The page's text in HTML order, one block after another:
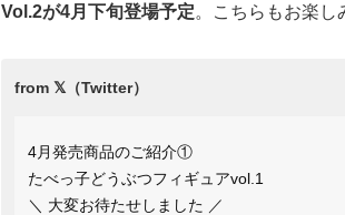
Vol.2が4月下旬登場予定。こちらもお楽し
4月発売商品のご紹介①
たべっ子どうぶつフィギュアvol.1
＼ 大変お待たせしました ／